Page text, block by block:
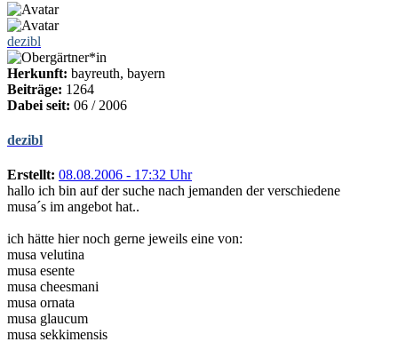
dezibl
Herkunft: bayreuth, bayern
Beiträge: 1264
Dabei seit: 06 / 2006
dezibl
Erstellt: 08.08.2006 - 17:32 Uhr
hallo ich bin auf der suche nach jemanden der verschiedene
musa´s im angebot hat..
ich hätte hier noch gerne jeweils eine von:
musa velutina
musa esente
musa cheesmani
musa ornata
musa glaucum
musa sekkimensis